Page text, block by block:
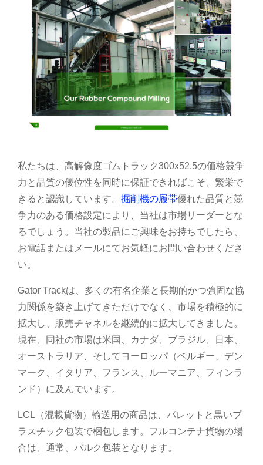
私たちは、高解像度ゴムトラック300x52.5の価格競争
力と品質の優位性を同時に保証できればこそ、繁栄で
きると認識しています。 掘削機の履帯優れた品質と競
争力のある価格設定により、当社は市場リーダーとな
るでしょう。当社の製品にご興味をお持ちでしたら、
お電話またはメールにてお気軽にお問い合わせくださ
い。
Gator Trackは、多くの有名企業と長期的かつ強固な協
力関係を築き上げてきただけでなく、市場を積極的に
拡大し、販売チャネルを継続的に拡大してきました。
現在、同社の市場は米国、カナダ、ブラジル、日本、
オーストラリア、そしてヨーロッパ（ベルギー、デン
マーク、イタリア、フランス、ルーマニア、フィンラ
ンド）に及んでいます。
LCL（混載貨物）輸送用の商品は、パレットと黒いプ
ラスチック包装で梱包します。フルコンテナ貨物の場
合は、通常、バルク包装となります。